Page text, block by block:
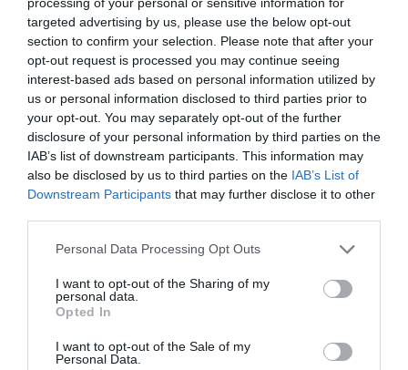
targeted advertising by us, please use the below opt-out
section to confirm your selection. Please note that after your
opt-out request is processed you may continue seeing
interest-based ads based on personal information utilized by
us or personal information disclosed to third parties prior to
your opt-out. You may separately opt-out of the further
disclosure of your personal information by third parties on the
IAB’s list of downstream participants. This information may
also be disclosed by us to third parties on the IAB’s List of
Downstream Participants that may further disclose it to other
Please note that this website/app uses one or more Google
not limited to your visit or usage behaviour. You may click to
grant or deny consent to Google and its third-party tags to
use your data for below specified purposes in below Google
consent section.
Personal Data Processing Opt Outs
I want to opt-out of the Sharing of my
personal data.
Opted In
I want to opt-out of the Sale of my
Personal Data.
Γιάννης Κωνσταντέλιας: Έγινε ξανά πατέρας – Απέκτησε
και δεύτερο παιδί
ΟΛΕΣ ΟΙ ΕΙΔΗΣΕΙΣ →
διαβάστε ακόμη